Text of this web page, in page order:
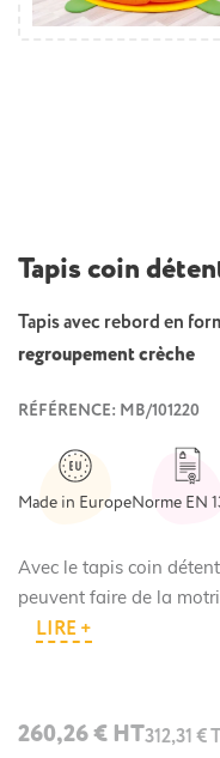
Tapis coin
Tapis avec rebord en
regroupement crèche
RÉFÉRENCE: MB/101220
Made in EuropeNorme EN
Avec le tapis coin
peuvent faire de la
LIRE +
260,26 € HT312,31 €